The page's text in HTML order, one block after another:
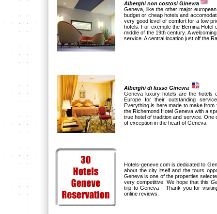
Alberghi non costosi Ginevra
Geneva, like the other major
budget or cheap hotels and
very good level of comfort for a low
hotels. For exemple the Bernina Hotel
middle of the 19th century. A
service. A central location just off the
Alberghi di lusso Ginevra
Geneva luxury hotels are the hotels
Europe for their outstanding
Everything is here made to make
the Richemond Hotel Geneva with a
true hotel of tradition and service. One
of exception in the heart of Geneva
Hotels-geneve.com is dedicated to
about the city itself and the tours
Geneva is one of the properties
very competitive. We hope that this
trip to Geneva - Thank you for
online reviews.